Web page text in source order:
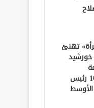
تهنئ
خورشيد
«فوربس» لأقوى 100 رئيس